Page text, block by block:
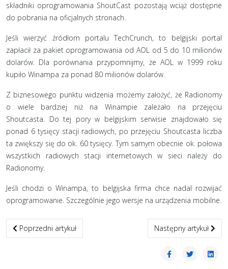
składniki oprogramowania ShoutCast pozostają wciąż dostępne
do pobrania na oficjalnych stronach.
Jeśli wierzyć źródłom portalu TechCrunch, to belgijski portal
zapłacił za pakiet oprogramowania od AOL od 5 do 10 milionów
dolarów. Dla porównania przypomnijmy, że AOL w 1999 roku
kupiło Winampa za ponad 80 milionów dolarów.
Z biznesowego punktu widzenia możemy założyć, że Radionomy
o wiele bardziej niż na Winampie zależało na przejęciu
Shoutcasta. Do tej pory w belgijskim serwisie znajdowało się
ponad 6 tysięcy stacji radiowych, po przejęciu Shoutcasta liczba
ta zwiększy się do ok. 60 tysięcy. Tym samym obecnie ok. połowa
wszystkich radiowych stacji internetowych w sieci należy do
Radionomy.
Jeśli chodzi o Winampa, to belgijska firma chce nadal rozwijać
oprogramowanie. Szczególnie jego wersje na urządzenia mobilne.
Poprzedni artykuł: Zmiana lokalizacji serwerów
Poprzedni artykuł Następny artykuł:
Następny artykuł